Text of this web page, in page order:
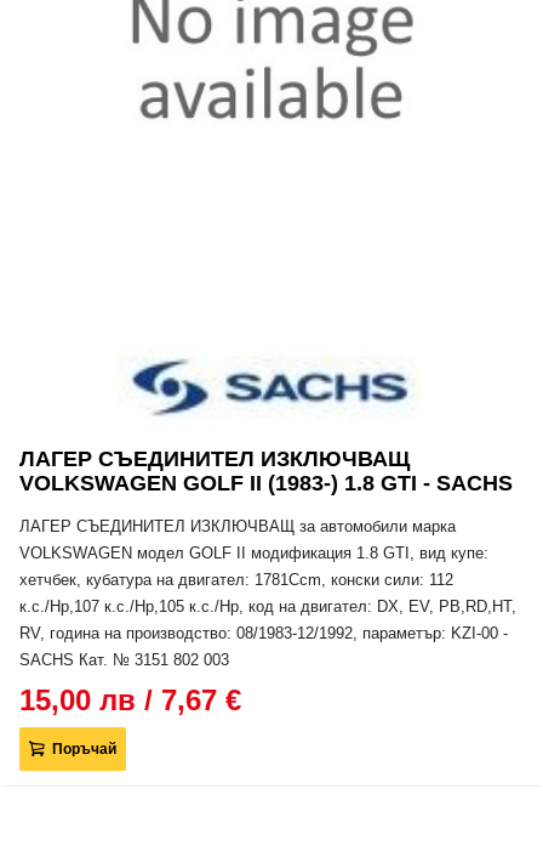
ЛАГЕР СЪЕДИНИТЕЛ ИЗКЛЮЧВАЩ
VOLKSWAGEN GOLF II (1983-) 1.8 GTI - SACHS
ЛАГЕР СЪЕДИНИТЕЛ ИЗКЛЮЧВАЩ за автомобили марка
VOLKSWAGEN модел GOLF II модификация 1.8 GTI, вид купе:
хетчбек, кубатура на двигател: 1781Ccm, конски сили: 112
к.с./Hp,107 к.с./Hp,105 к.с./Hp, код на двигател: DX, EV, PB,RD,HT,
RV, година на производство: 08/1983-12/1992, параметър: KZI-00 -
SACHS Кат. № 3151 802 003
15,00 лв / 7,67 €
Поръчай